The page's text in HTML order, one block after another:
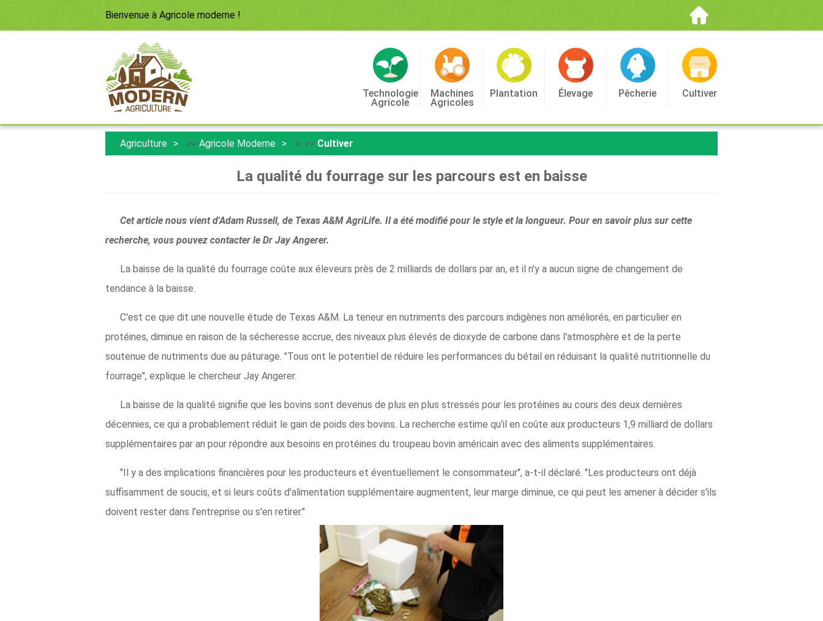
Bienvenue à Agricole moderne !
Technologie
Agricole
Machines
Agricoles
Plantation Élevage Pêcherie Cultiver
Agriculture >> Agricole Moderne > >> Cultiver
La qualité du fourrage sur les parcours est en baisse
Cet article nous vient d'Adam Russell, de Texas A&M AgriLife. Il a été modifié pour le style et la longueur. Pour en savoir plus sur cette
recherche, vous pouvez contacter le Dr Jay Angerer.
La baisse de la qualité du fourrage coûte aux éleveurs près de 2 milliards de dollars par an, et il n'y a aucun signe de changement de
tendance à la baisse.
C'est ce que dit une nouvelle étude de Texas A&M. La teneur en nutriments des parcours indigènes non améliorés, en particulier en
protéines, diminue en raison de la sécheresse accrue, des niveaux plus élevés de dioxyde de carbone dans l'atmosphère et de la perte
soutenue de nutriments due au pâturage. "Tous ont le potentiel de réduire les performances du bétail en réduisant la qualité nutritionnelle du
fourrage", explique le chercheur Jay Angerer.
La baisse de la qualité signifie que les bovins sont devenus de plus en plus stressés pour les protéines au cours des deux dernières
décennies, ce qui a probablement réduit le gain de poids des bovins. La recherche estime qu'il en coûte aux producteurs 1,9 milliard de dollars
supplémentaires par an pour répondre aux besoins en protéines du troupeau bovin américain avec des aliments supplémentaires.
"Il y a des implications financières pour les producteurs et éventuellement le consommateur", a-t-il déclaré. "Les producteurs ont déjà
suffisamment de soucis, et si leurs coûts d'alimentation supplémentaire augmentent, leur marge diminue, ce qui peut les amener à décider s'ils
doivent rester dans l'entreprise ou s'en retirer."